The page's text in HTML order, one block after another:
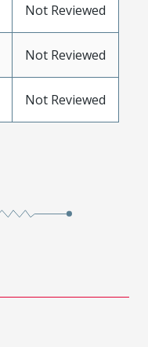
Not Reviewed
Not Reviewed
Not Reviewed